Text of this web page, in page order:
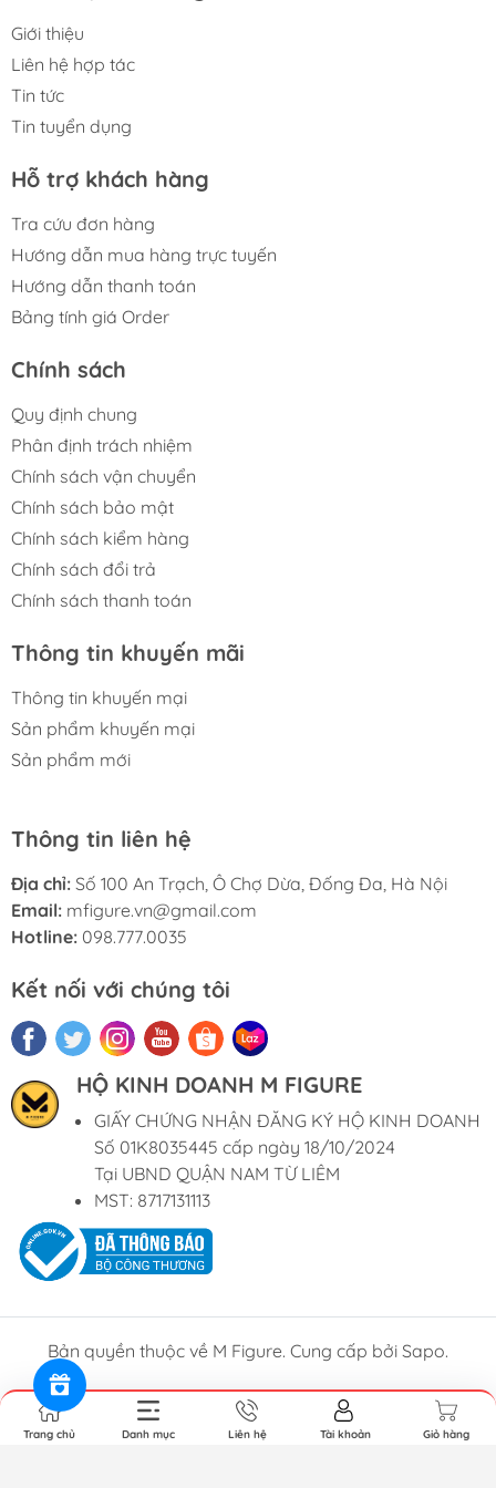
Giới thiệu
Liên hệ hợp tác
Tin tức
Tin tuyển dụng
Hỗ trợ khách hàng
Tra cứu đơn hàng
Hướng dẫn mua hàng trực tuyến
Hướng dẫn thanh toán
Bảng tính giá Order
Chính sách
Quy định chung
Phân định trách nhiệm
Chính sách vận chuyển
Chính sách bảo mật
Chính sách kiểm hàng
Chính sách đổi trả
Chính sách thanh toán
Thông tin khuyến mãi
Thông tin khuyến mại
Sản phẩm khuyến mại
Sản phẩm mới
Thông tin liên hệ
Địa chỉ: Số 100 An Trạch, Ô Chợ Dừa, Đống Đa, Hà Nội
Email: mfigure.vn@gmail.com
Hotline: 098.777.0035
Kết nối với chúng tôi
HỘ KINH DOANH M FIGURE
GIẤY CHỨNG NHẬN ĐĂNG KÝ HỘ KINH DOANH
Số 01K8035445 cấp ngày 18/10/2024
Tại UBND QUẬN NAM TỪ LIÊM
MST: 8717131113
Bản quyền thuộc về M Figure. Cung cấp bởi Sapo.
Trang chủ Danh mục Liên hệ Tài khoản Giỏ hàng